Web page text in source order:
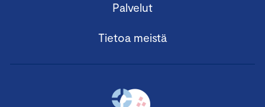
Palvelut
Tietoa meistä